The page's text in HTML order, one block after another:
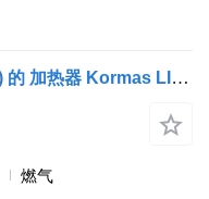
公共汽车 MAN Lion's bus (1991-) 的 加热器 Kormas LIONS CITY A23 (01.96-12.11) 5704300240014
燃气